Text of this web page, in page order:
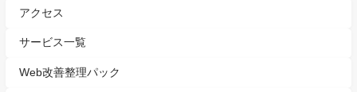
アクセス
サービス一覧
Web改善整理パック